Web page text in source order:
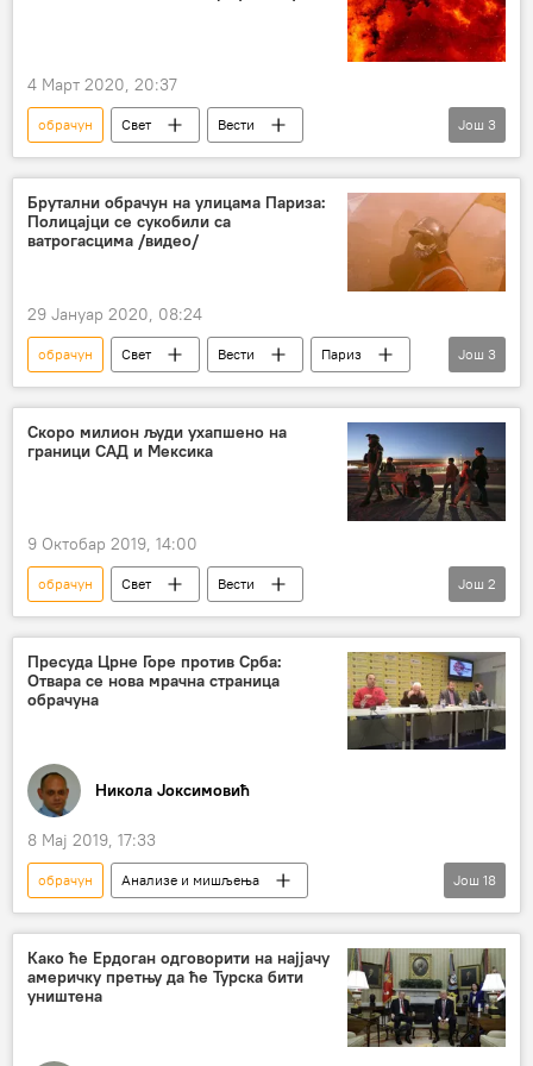
4 Март 2020, 20:37
обрачун Свет
Вести
Подгорица
бомба
Црна Гора
Регион
Још 3
Брутални обрачун на улицама Париза:
Полицајци се сукобили са
ватрогасцима /видео/
29 Јануар 2020, 08:24
обрачун Свет Вести
Париз
ватрогасци
полиција бруталност
Још 3
Скоро милион људи ухапшено на
граници САД и Мексика
9 Октобар 2019, 14:00
обрачун Свет
Вести
Доналд Трамп
Мексико
Још 2
Пресуда Црне Горе против Срба:
Отвара се нова мрачна страница
обрачуна
Никола Јоксимовић
8 Мај 2019, 17:33
обрачун
Анализе и мишљења
Коментари и Аналитика
Србија
Црна Гора
Матија Бећковић
Чедомир Антић
Андрија Мандић
Милан Кнежевић
Михаило Чађеновић
Још 18
Како ће Ердоган одговорити на најјачу
америчку претњу да ће Турска бити
уништена